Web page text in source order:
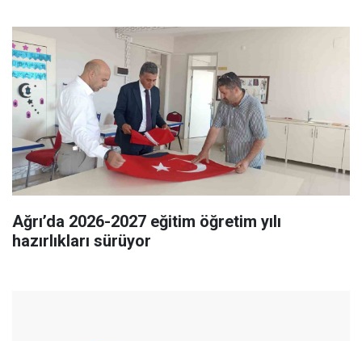
Ağrı’da 2026-2027 eğitim öğretim yılı
hazırlıkları sürüyor